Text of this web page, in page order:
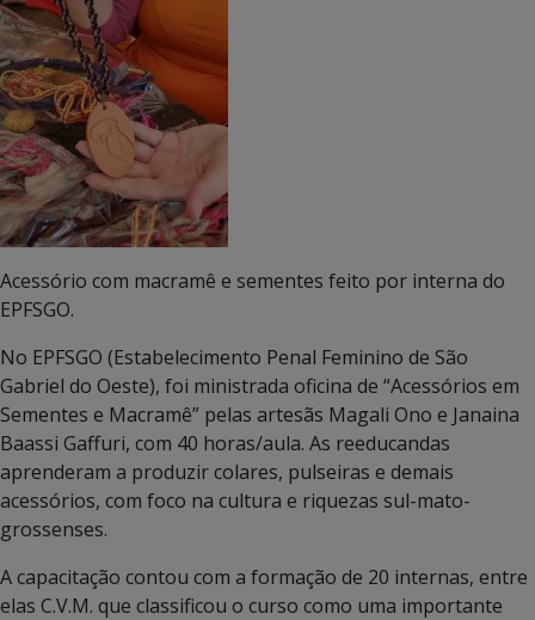
Acessório com macramê e sementes feito por interna do
EPFSGO.
No EPFSGO (Estabelecimento Penal Feminino de São
Gabriel do Oeste), foi ministrada oficina de “Acessórios em
Sementes e Macramê” pelas artesãs Magali Ono e Janaina
Baassi Gaffuri, com 40 horas/aula. As reeducandas
aprenderam a produzir colares, pulseiras e demais
acessórios, com foco na cultura e riquezas sul-mato-
grossenses.
A capacitação contou com a formação de 20 internas, entre
elas C.V.M. que classificou o curso como uma importante